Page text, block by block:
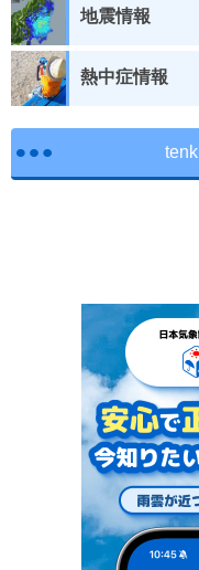
地震情報
熱中症情報